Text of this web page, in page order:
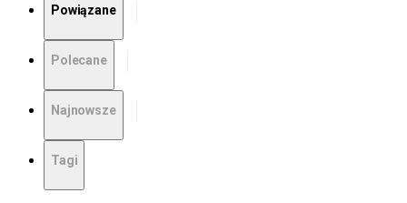
Powiązane
Polecane
Najnowsze
Tagi